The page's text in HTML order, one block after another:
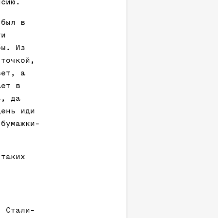
в
Из
а
в
да
иди
Стали-